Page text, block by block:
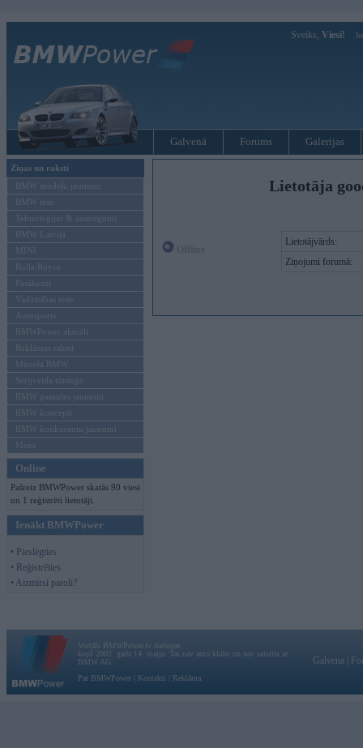
Sveiks, Viesi!
Galvenā Forums Galerijas
Ziņas un raksti
BMW modeļu jaunumi
BMW testi
Tehnoloģijas & sasniegumi
BMW Latvijā
MINI
Rolls-Royce
Pasākumi
Vadāmības tests
Autosports
BMWPower aktuāli
Reklāmas raksti
Mēneša BMW
Sērijveida tūnings
BMW pasaules jaunumi
BMW koncepti
BMW konkurentu jaunumi
Moto
Online
Pašreiz BMWPower skatās 90 viesi
un 1 reģistrēti lietotāji.
Ienākt BMWPower
• Pieslēgties
• Reģistrēties
• Aizmirsi paroli?
Lietotāja
Lietotājvārds:
Ziņojumi forumā:
Vortāls BMWPower.lv darbojas
kopš 2002. gada 14. maija. Tas nav auto klubs un nav saistīts ar
BMW AG.
Par BMWPower
Kontakti Reklāma
Galvena